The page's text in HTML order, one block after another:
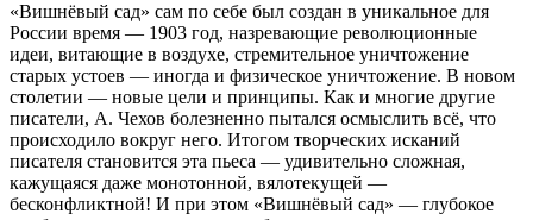
«Вишнёвый сад» сам по себе был создан в уникальное для
России время — 1903 год, назревающие революционные
идеи, витающие в воздухе, стремительное уничтожение
старых устоев — иногда и физическое уничтожение. В новом
столетии — новые цели и принципы. Как и многие другие
писатели, А. Чехов болезненно пытался осмыслить всё, что
происходило вокруг него. Итогом творческих исканий
писателя становится эта пьеса — удивительно сложная,
кажущаяся даже монотонной, вялотекущей —
бесконфликтной! И при этом «Вишнёвый сад» — глубокое